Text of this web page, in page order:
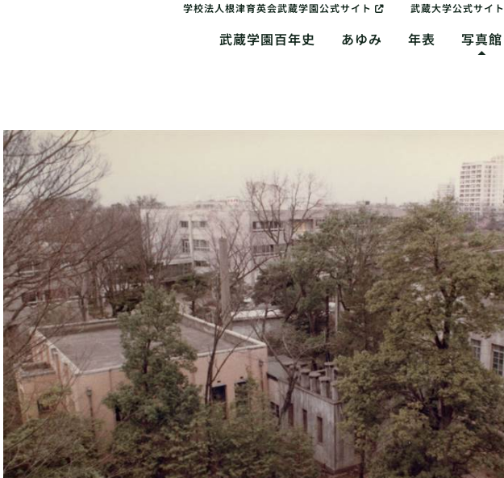
学校法人根津育英会武蔵学園公式サイト 武蔵大学公式サイト
武蔵学園百年史 あゆみ 年表 写真館